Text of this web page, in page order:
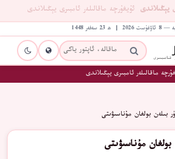
يېڭىلاندى ئۇيغۇرچە ماقالىلەر ئامبىرى يېڭىلاندى
| ھ 23 سەفەر 1448
ماقالىلەر ئامبىرى يېڭىلاندى
بىلەن بولغان مۇناسىۋىتى
مۇناسىۋىتى